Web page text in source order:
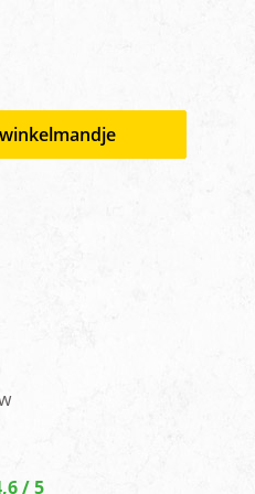
/ 5